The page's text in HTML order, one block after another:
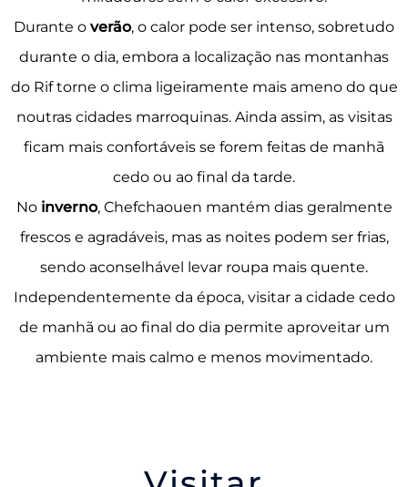
Durante o verão, o calor pode ser intenso, sobretudo
durante o dia, embora a localização nas montanhas
do Rif torne o clima ligeiramente mais ameno do que
noutras cidades marroquinas. Ainda assim, as visitas
ficam mais confortáveis se forem feitas de manhã
cedo ou ao final da tarde.
No inverno, Chefchaouen mantém dias geralmente
frescos e agradáveis, mas as noites podem ser frias,
sendo aconselhável levar roupa mais quente.
Independentemente da época, visitar a cidade cedo
de manhã ou ao final do dia permite aproveitar um
ambiente mais calmo e menos movimentado.